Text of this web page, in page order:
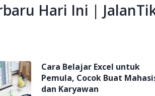
Hari Ini |
Cara Belajar Excel untuk
Pemula, Cocok Buat
dan Karyawan